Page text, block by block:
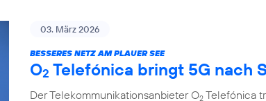
03. März 2026
BESSERES NETZ AM PLAUER SEE
O2 Telefónica bringt 5G nach
Der Telekommunikationsanbieter O2 Telefónica